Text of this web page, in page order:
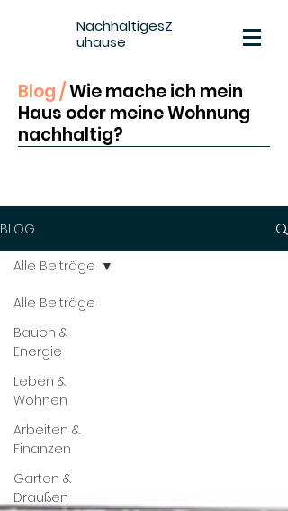
NachhaltigesZ
uhause
Blog /Wie mache ich mein
Haus oder meine Wohnung
nachhaltig?
BLOG
Alle Beiträge
Bauen &
Energie
Leben &
Wohnen
Arbeiten &
Finanzen
Garten &
Draußen
Alle Beiträge